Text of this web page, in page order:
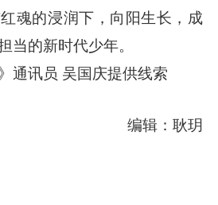
魂的浸润下，向阳生长，成
当的新时代少年。
通讯员 吴国庆提供线索
编辑：耿玥